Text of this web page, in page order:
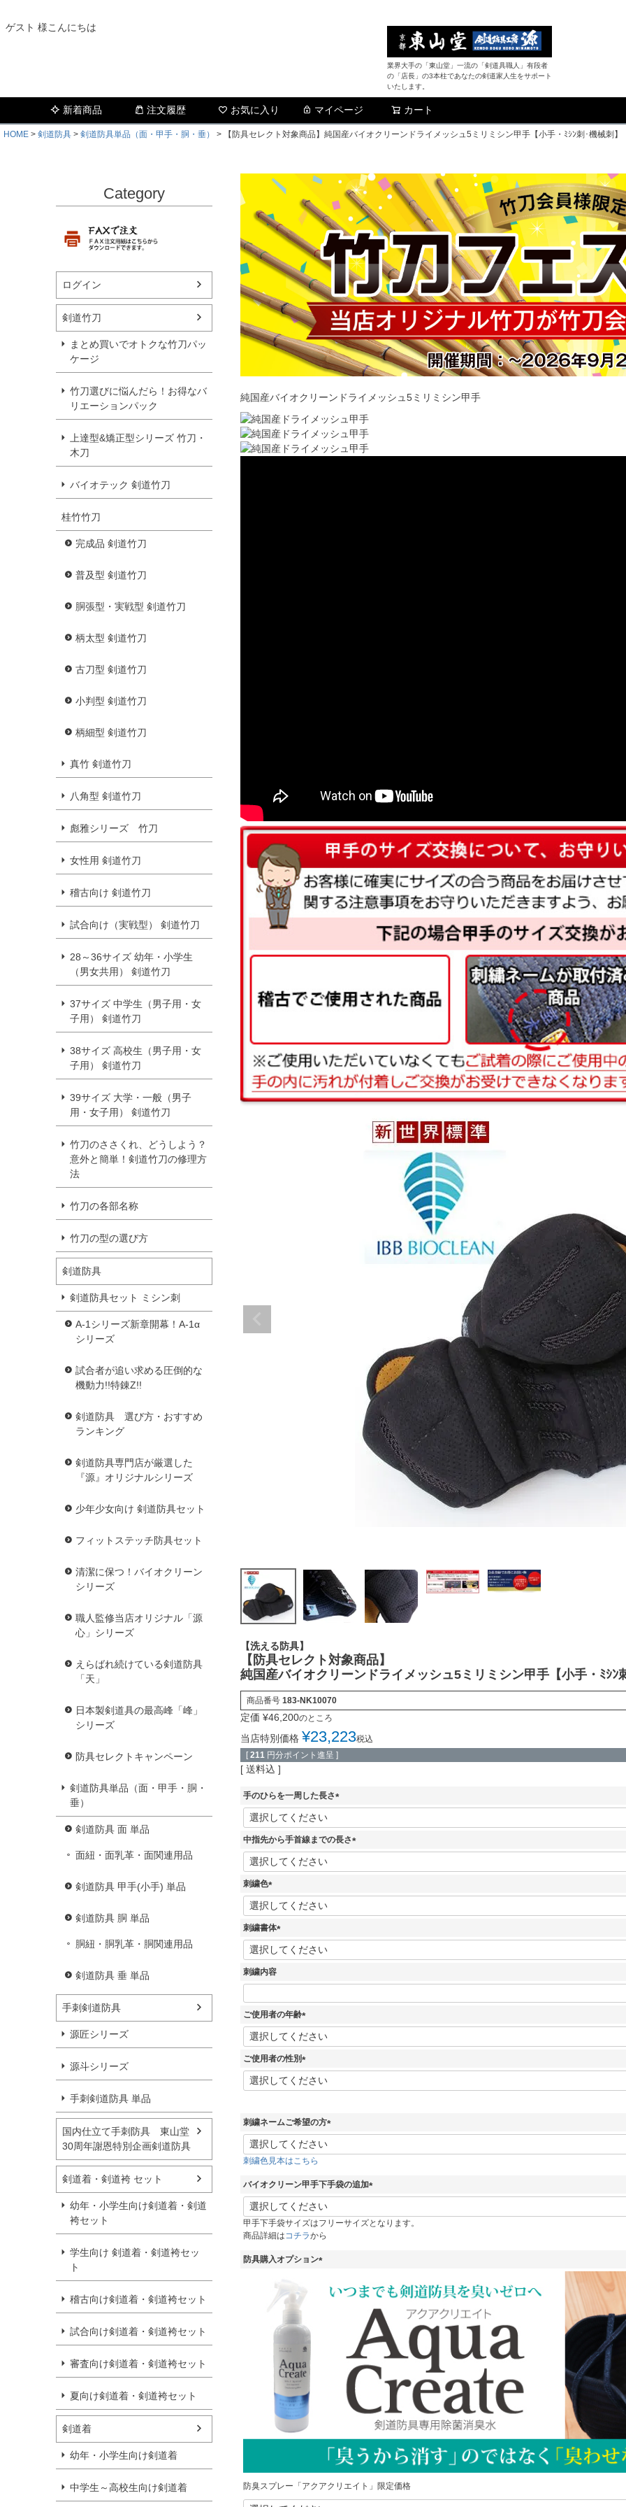
ゲスト 様こんにちは
業界大手の「東山堂」一流の「剣道具職人」有段者
の「店長」の3本柱であなたの剣道家人生をサポート
いたします。
新着商品 注文履歴 お気に入り マイページ カート
HOME 剣道防具 剣道防具単品（面・甲手・胴・垂） 【防具セレクト対象商品】純国産バイオクリーンドライメッシュ5ミリミシン甲手【小手・ﾐｼﾝ刺･機械刺】
Category
ログイン
剣道竹刀
まとめ買いでオトクな竹刀パッ
ケージ
竹刀選びに悩んだら！お得なバ
リエーションパック
上達型&矯正型シリーズ 竹刀・
木刀
バイオテック 剣道竹刀
桂竹竹刀
完成品 剣道竹刀
普及型 剣道竹刀
胴張型・実戦型 剣道竹刀
柄太型 剣道竹刀
古刀型 剣道竹刀
小判型 剣道竹刀
柄細型 剣道竹刀
真竹 剣道竹刀
八角型 剣道竹刀
彪雅シリーズ 竹刀
女性用 剣道竹刀
稽古向け 剣道竹刀
試合向け（実戦型） 剣道竹刀
28～36サイズ 幼年・小学生
（男女共用） 剣道竹刀
37サイズ 中学生（男子用・女
子用） 剣道竹刀
38サイズ 高校生（男子用・女
子用） 剣道竹刀
39サイズ 大学・一般（男子
用・女子用） 剣道竹刀
竹刀のささくれ、どうしよう？
意外と簡単！剣道竹刀の修理方
法
竹刀の各部名称
竹刀の型の選び方
剣道防具
剣道防具セット ミシン刺
A-1シリーズ新章開幕！A-1α
シリーズ
試合者が追い求める圧倒的な
機動力!!特錬Z!!
剣道防具 選び方・おすすめ
ランキング
剣道防具専門店が厳選した
『源』オリジナルシリーズ
少年少女向け 剣道防具セット
フィットステッチ防具セット
清潔に保つ！バイオクリーン
シリーズ
職人監修当店オリジナル「源
心」シリーズ
えらばれ続けている剣道防具
「天」
日本製剣道具の最高峰「峰」
シリーズ
防具セレクトキャンペーン
剣道防具単品（面・甲手・胴・
垂）
剣道防具 面 単品
面紐・面乳革・面関連用品
剣道防具 甲手(小手) 単品
剣道防具 胴 単品
胴紐・胴乳革・胴関連用品
剣道防具 垂 単品
手刺剣道防具
源匠シリーズ
源斗シリーズ
手刺剣道防具 単品
国内仕立て手刺防具 東山堂
30周年謝恩特別企画剣道防具
剣道着・剣道袴 セット
幼年・小学生向け剣道着・剣道
袴セット
学生向け 剣道着・剣道袴セッ
ト
稽古向け剣道着・剣道袴セット
試合向け剣道着・剣道袴セット
審査向け剣道着・剣道袴セット
夏向け剣道着・剣道袴セット
剣道着
幼年・小学生向け剣道着
中学生～高校生向け剣道着
純国産バイオクリーンドライメッシュ5ミリミシン甲手
【洗える防具】
【防具セレクト対象商品】
純国産バイオクリーンドライメッシュ5ミリミシン甲手【小手・ﾐｼﾝ
商品番号 183-NK10070
定価 ¥46,200のところ
当店特別価格 ¥23,223税込
[ 211 円分ポイント進呈 ]
送料込
手のひらを一周した長さ
(
須
中指先から手首線までの長さ
(
刺繍色
(
必
須
刺繍書体
(
必
刺繍内容
ご使用者の年齢
(
必
須
ご使用者の性別
(
必
刺繍ネームご希望の方
(
刺繍色見本はこちら
バイオクリーン甲手下手袋の追加
(
須
甲手下手袋サイズはフリーサイズとなります。
商品詳細はコチラから
防具購入オプション
防臭スプレー「アクアクリエイト」限定価格